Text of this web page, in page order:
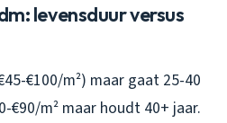
levensduur versus
€100/m²) maar gaat 25-40
€90/m² maar houdt 40+ jaar.